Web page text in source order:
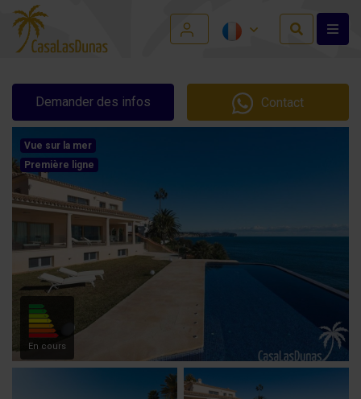
Demander des infos Contact
Vue sur la mer
Première ligne
En cours